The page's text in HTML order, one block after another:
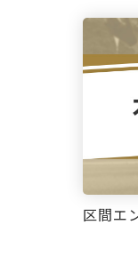
区間エ